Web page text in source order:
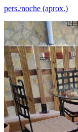
pers./noche (aprox.)